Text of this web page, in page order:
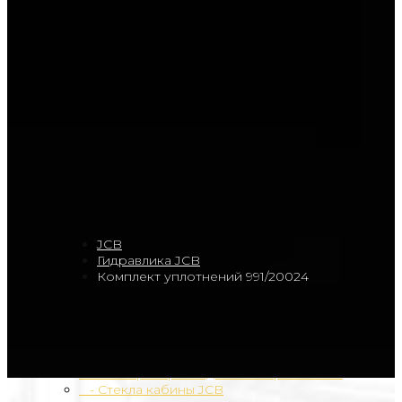
- Двигатель JCB
- Трансмиссия JCB
- Стекла кабины JCB
JCB
Гидравлика JCB
Комплект уплотнений 991/20024